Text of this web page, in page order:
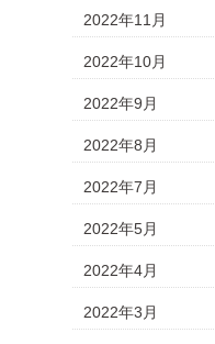
2022年11月
2022年10月
2022年9月
2022年8月
2022年7月
2022年5月
2022年4月
2022年3月